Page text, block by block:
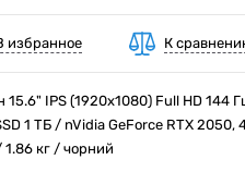
избранное К
15.6" IPS (1920x1080) Full HD 144
1 ТБ / nVidia GeForce RTX
1.86 кг / чорний